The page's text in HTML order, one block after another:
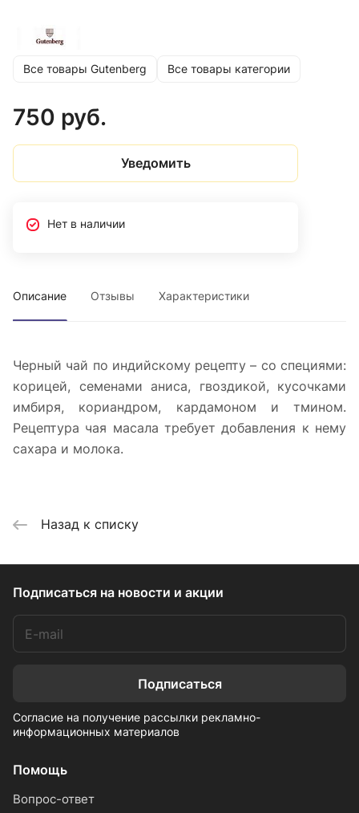
Все товары Gutenberg Все товары категории
750 руб.
Уведомить
Нет в наличии
Описание Отзывы Характеристики
Черный чай по индийскому рецепту – со специями:
корицей, семенами аниса, гвоздикой, кусочками
имбиря, кориандром, кардамоном и тмином.
Рецептура чая масала требует добавления к нему
сахара и молока.
Назад к списку
Подписаться на новости и акции
Подписаться
Согласие на получение рассылки рекламно-
информационных материалов
Помощь
Вопрос-ответ